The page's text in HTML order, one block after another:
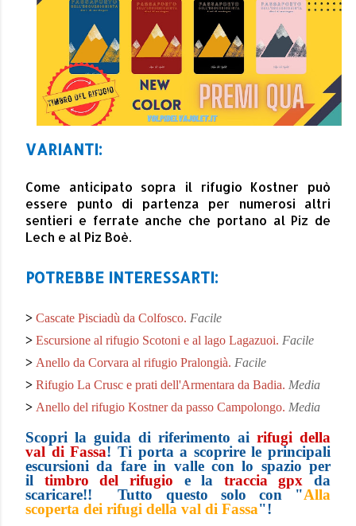
VARIANTI:
Come anticipato sopra il rifugio Kostner può
essere punto di partenza per numerosi altri
sentieri e ferrate anche che portano al Piz de
Lech e al Piz Boè.
POTREBBE INTERESSARTI:
> Cascate Pisciadù da Colfosco. Facile
> Escursione al rifugio Scotoni e al lago Lagazuoi. Facile
> Anello da Corvara al rifugio Pralongià. Facile
> Rifugio La Crusc e prati dell'Armentara da Badia. Media
> Anello del rifugio Kostner da passo Campolongo. Media
Scopri la guida di riferimento ai rifugi della
val di Fassa! Ti porta a scoprire le principali
escursioni da fare in valle con lo spazio per
il
timbro del rifugio e la traccia gpx da
scaricare!! Tutto questo solo con "Alla
scoperta dei rifugi della val di Fassa"!